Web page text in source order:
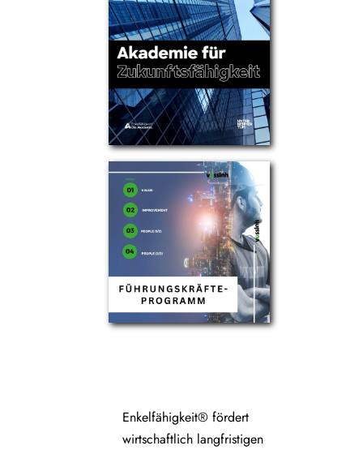
Partner
Über uns
Enkelfähigkeit® fördert
wirtschaftlich langfristigen